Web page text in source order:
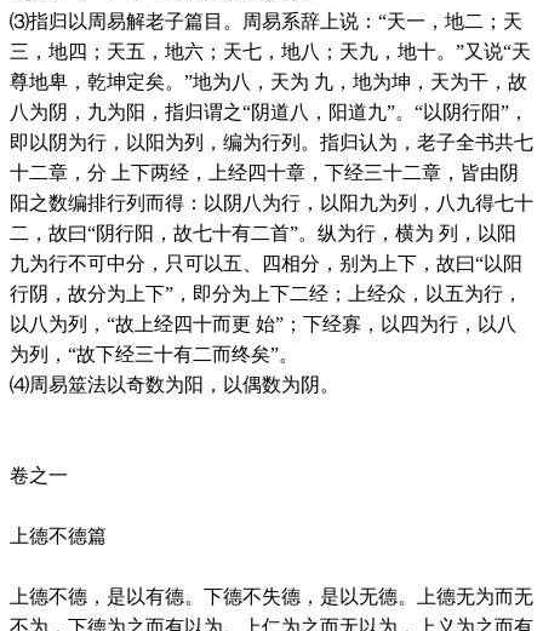
⑶指归以周易解老子篇目。周易系辞上说：“天一，地二；天
三，地四；天五，地六；天七，地八；天九，地十。”又说“天
尊地卑，乾坤定矣。”地为八，天为 九，地为坤，天为干，故
八为阴，九为阳，指归谓之“阴道八，阳道九”。“以阴行阳”，
即以阴为行，以阳为列，编为行列。指归认为，老子全书共七
十二章，分 上下两经，上经四十章，下经三十二章，皆由阴
阳之数编排行列而得：以阴八为行，以阳九为列，八九得七十
二，故曰“阴行阳，故七十有二首”。纵为行，横为 列，以阳
九为行不可中分，只可以五、四相分，别为上下，故曰“以阳
行阴，故分为上下”，即分为上下二经；上经众，以五为行，
以八为列，“故上经四十而更 始”；下经寡，以四为行，以八
为列，“故下经三十有二而终矣”。
⑷周易筮法以奇数为阳，以偶数为阴。
卷之一
上德不德篇
上德不德，是以有德。下德不失德，是以无德。上德无为而无